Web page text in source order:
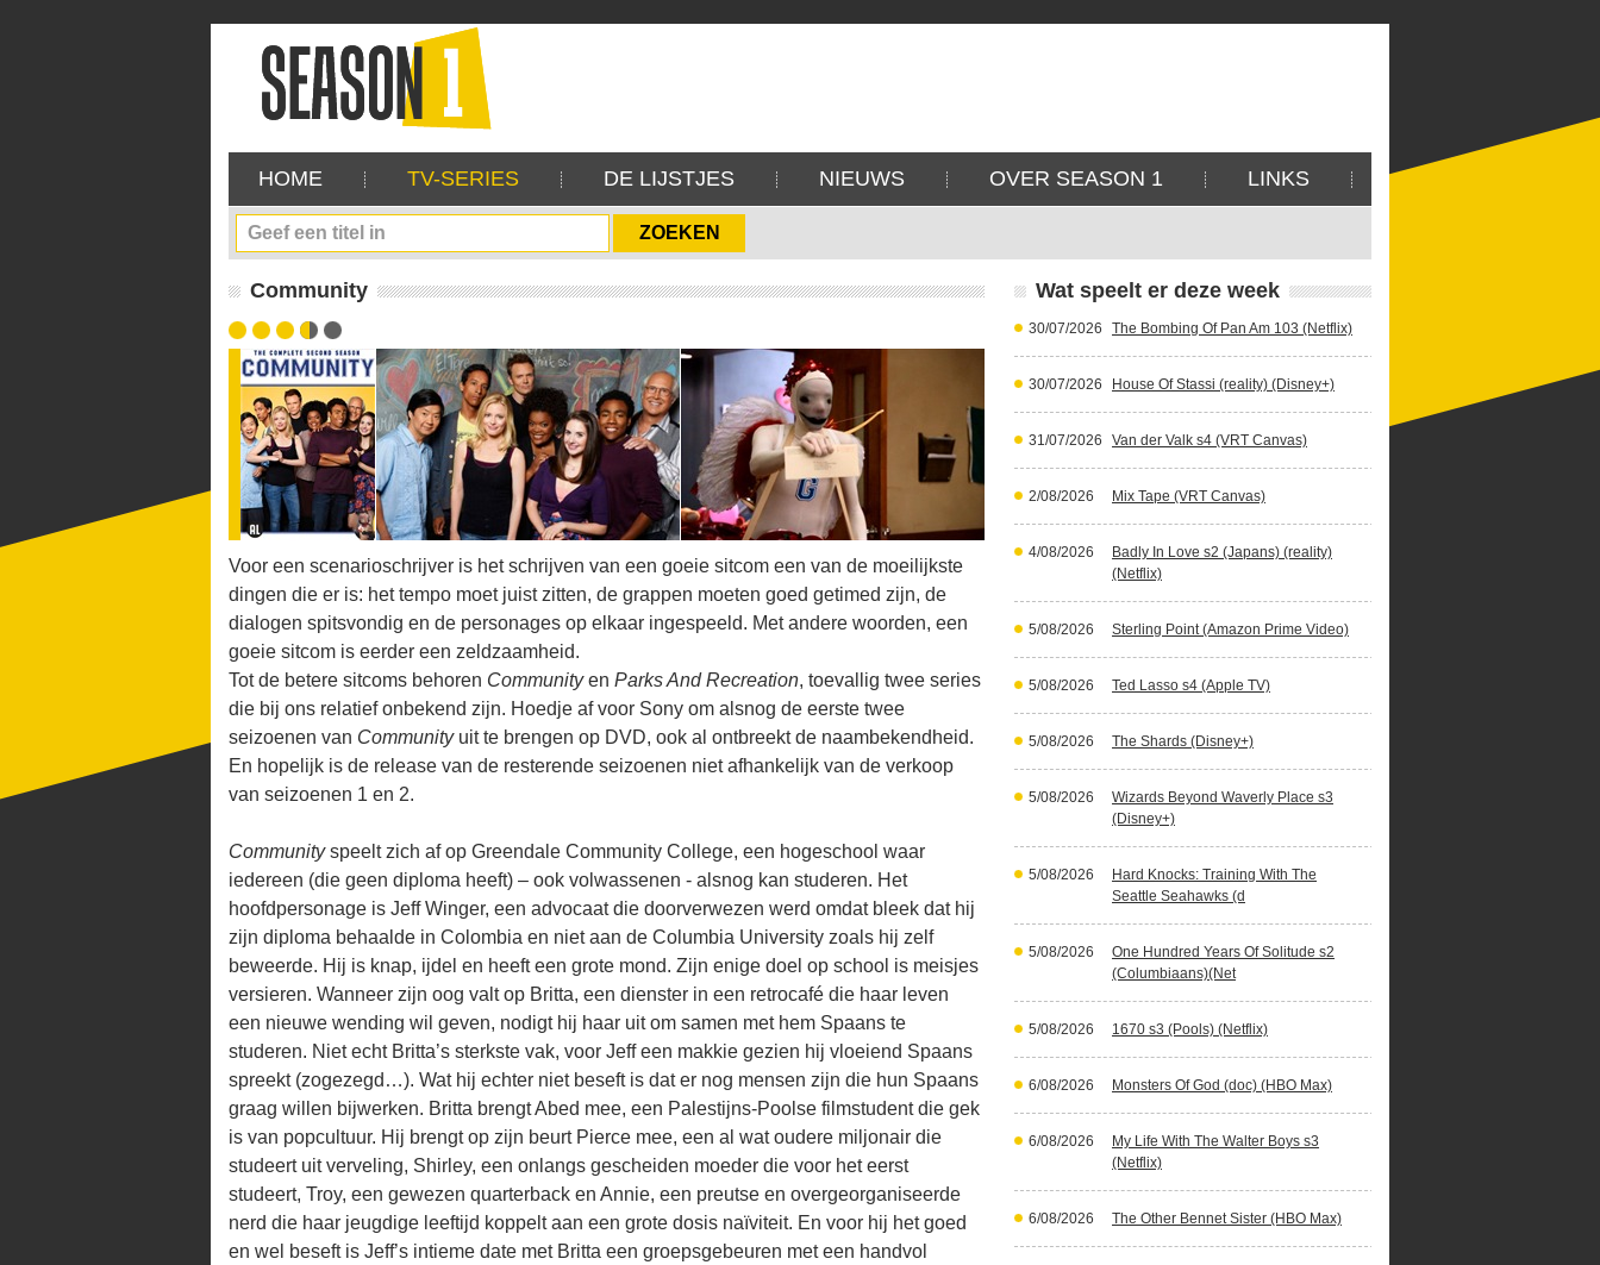
HOME TV-SERIES DE LIJSTJES NIEUWS OVER SEASON 1 LINKS
Community
Voor een scenarioschrijver is het schrijven van een goeie sitcom een van de moeilijkste
dingen die er is: het tempo moet juist zitten, de grappen moeten goed getimed zijn, de
dialogen spitsvondig en de personages op elkaar ingespeeld. Met andere woorden, een
goeie sitcom is eerder een zeldzaamheid.
Tot de betere sitcoms behoren Communityen Parks And Recreation, toevallig twee series
die bij ons relatief onbekend zijn. Hoedje af voor Sony om alsnog de eerste twee
seizoenen van Communityuit te brengen op DVD, ook al ontbreekt de naambekendheid.
En hopelijk is de release van de resterende seizoenen niet afhankelijk van de verkoop
van seizoenen 1 en 2.
Communityspeelt zich af op Greendale Community College, een hogeschool waar
iedereen (die geen diploma heeft) – ook volwassenen - alsnog kan studeren. Het
hoofdpersonage is Jeff Winger, een advocaat die doorverwezen werd omdat bleek dat hij
zijn diploma behaalde in Colombia en niet aan de Columbia University zoals hij zelf
beweerde. Hij is knap, ijdel en heeft een grote mond. Zijn enige doel op school is meisjes
versieren. Wanneer zijn oog valt op Britta, een dienster in een retrocafé die haar leven
een nieuwe wending wil geven, nodigt hij haar uit om samen met hem Spaans te
studeren. Niet echt Britta’s sterkste vak, voor Jeff een makkie gezien hij vloeiend Spaans
spreekt (zogezegd…). Wat hij echter niet beseft is dat er nog mensen zijn die hun Spaans
graag willen bijwerken. Britta brengt Abed mee, een Palestijns-Poolse filmstudent die gek
is van popcultuur. Hij brengt op zijn beurt Pierce mee, een al wat oudere miljonair die
studeert uit verveling, Shirley, een onlangs gescheiden moeder die voor het eerst
studeert, Troy, een gewezen quarterback en Annie, een preutse en overgeorganiseerde
nerd die haar jeugdige leeftijd koppelt aan een grote dosis naïviteit. En voor hij het goed
en wel beseft is Jeff’s intieme date met Britta een groepsgebeuren met een handvol
Wat speelt er deze week
30/07/2026 The Bombing Of Pan Am 103 (Netflix)
30/07/2026 House Of Stassi (reality) (Disney+)
31/07/2026 Van der Valk s4 (VRT Canvas)
2/08/2026 Mix Tape (VRT Canvas)
4/08/2026
Badly In Love s2 (Japans) (reality)
(Netflix)
5/08/2026 Sterling Point (Amazon Prime Video)
5/08/2026 Ted Lasso s4 (Apple TV)
5/08/2026 The Shards (Disney+)
5/08/2026
Wizards Beyond Waverly Place s3
(Disney+)
5/08/2026
Hard Knocks: Training With The
Seattle Seahawks (d
5/08/2026
One Hundred Years Of Solitude s2
(Columbiaans)(Net
5/08/2026 1670 s3 (Pools) (Netflix)
6/08/2026 Monsters Of God (doc) (HBO Max)
6/08/2026
My Life With The Walter Boys s3
(Netflix)
6/08/2026 The Other Bennet Sister (HBO Max)